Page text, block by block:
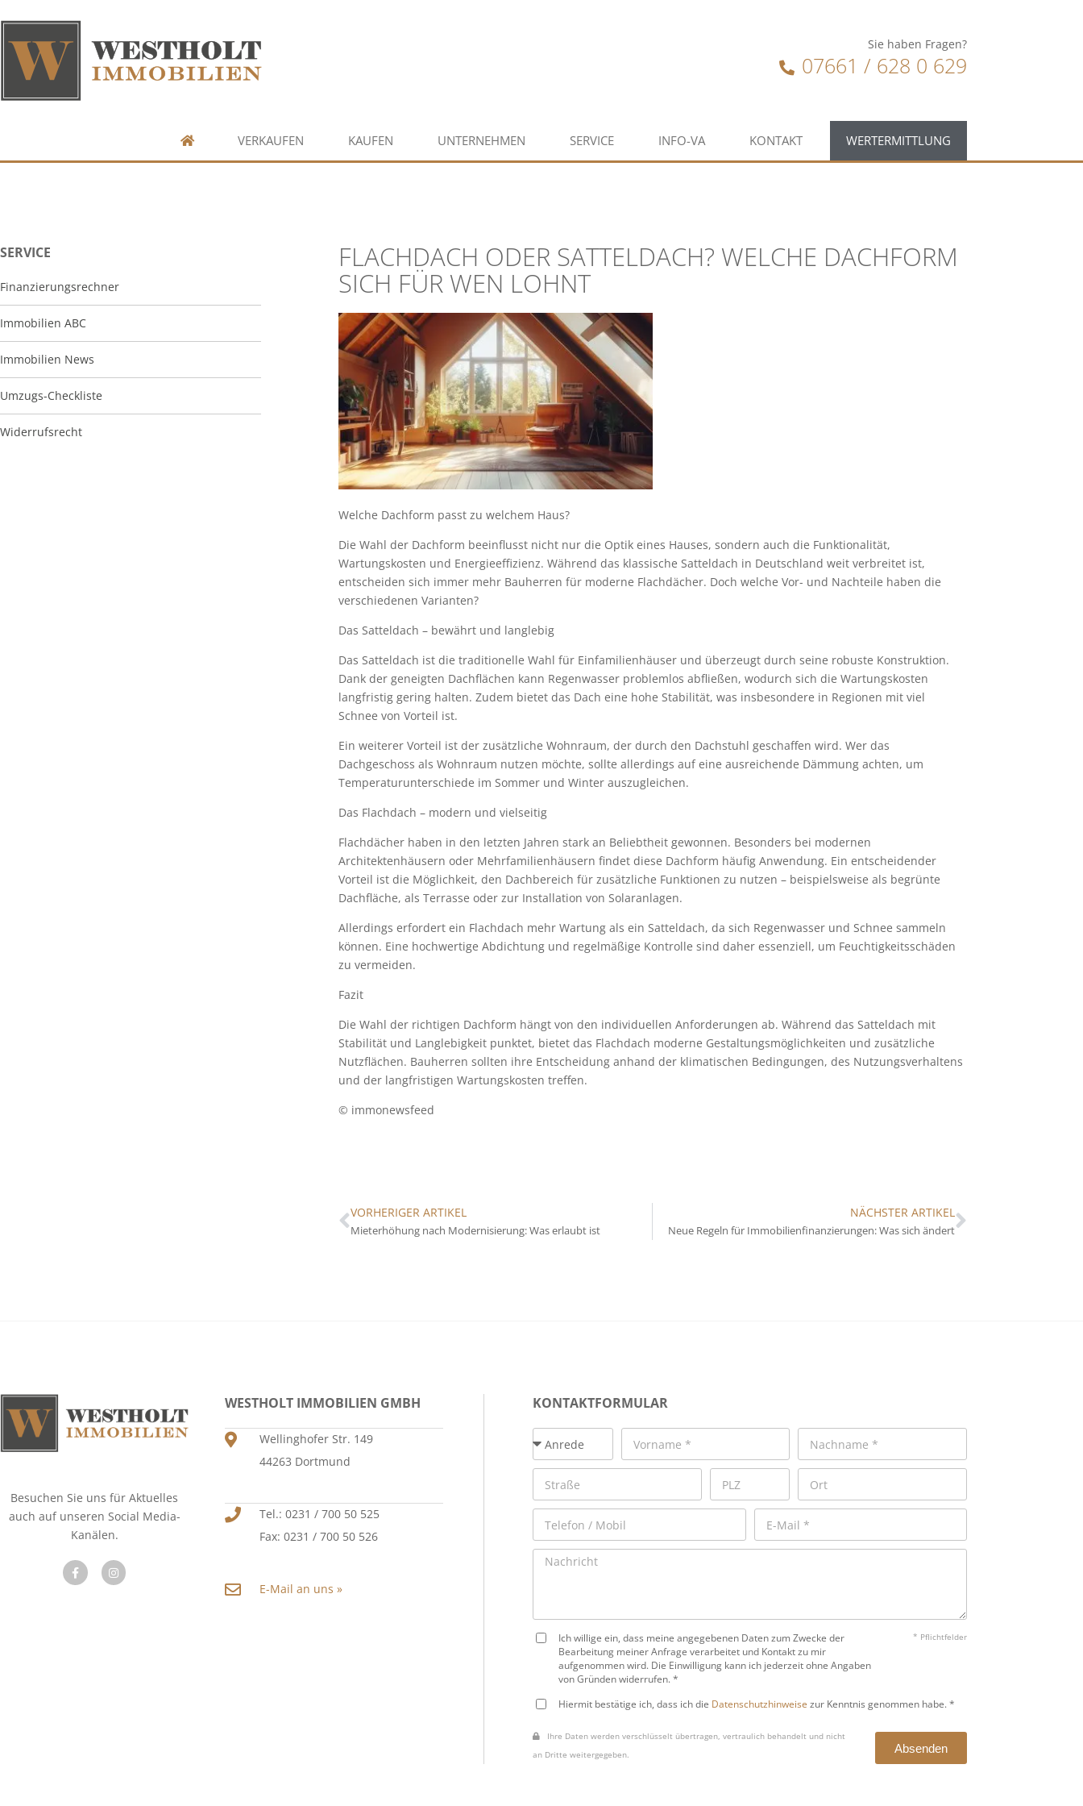
Sie haben Fragen?
07661 / 628 0 629
VERKAUFEN KAUFEN UNTERNEHMEN SERVICE INFO-VA KONTAKT WERTERMITTLUNG
SERVICE
Finanzierungsrechner
Immobilien ABC
Immobilien News
Umzugs-Checkliste
Widerrufsrecht
FLACHDACH ODER SATTELDACH? WELCHE DACHFORM
SICH FÜR WEN LOHNT
Welche Dachform passt zu welchem Haus?
Die Wahl der Dachform beeinflusst nicht nur die Optik eines Hauses, sondern auch die Funktionalität,
Wartungskosten und Energieeffizienz. Während das klassische Satteldach in Deutschland weit verbreitet ist,
entscheiden sich immer mehr Bauherren für moderne Flachdächer. Doch welche Vor- und Nachteile haben die
verschiedenen Varianten?
Das Satteldach – bewährt und langlebig
Das Satteldach ist die traditionelle Wahl für Einfamilienhäuser und überzeugt durch seine robuste Konstruktion.
Dank der geneigten Dachflächen kann Regenwasser problemlos abfließen, wodurch sich die Wartungskosten
langfristig gering halten. Zudem bietet das Dach eine hohe Stabilität, was insbesondere in Regionen mit viel
Schnee von Vorteil ist.
Ein weiterer Vorteil ist der zusätzliche Wohnraum, der durch den Dachstuhl geschaffen wird. Wer das
Dachgeschoss als Wohnraum nutzen möchte, sollte allerdings auf eine ausreichende Dämmung achten, um
Temperaturunterschiede im Sommer und Winter auszugleichen.
Das Flachdach – modern und vielseitig
Flachdächer haben in den letzten Jahren stark an Beliebtheit gewonnen. Besonders bei modernen
Architektenhäusern oder Mehrfamilienhäusern findet diese Dachform häufig Anwendung. Ein entscheidender
Vorteil ist die Möglichkeit, den Dachbereich für zusätzliche Funktionen zu nutzen – beispielsweise als begrünte
Dachfläche, als Terrasse oder zur Installation von Solaranlagen.
Allerdings erfordert ein Flachdach mehr Wartung als ein Satteldach, da sich Regenwasser und Schnee sammeln
können. Eine hochwertige Abdichtung und regelmäßige Kontrolle sind daher essenziell, um Feuchtigkeitsschäden
zu vermeiden.
Fazit
Die Wahl der richtigen Dachform hängt von den individuellen Anforderungen ab. Während das Satteldach mit
Stabilität und Langlebigkeit punktet, bietet das Flachdach moderne Gestaltungsmöglichkeiten und zusätzliche
Nutzflächen. Bauherren sollten ihre Entscheidung anhand der klimatischen Bedingungen, des Nutzungsverhaltens
und der langfristigen Wartungskosten treffen.
© immonewsfeed
VORHERIGER ARTIKEL
Mieterhöhung nach Modernisierung: Was erlaubt ist
NÄCHSTER ARTIKEL
Neue Regeln für Immobilienfinanzierungen: Was sich ändert
Besuchen Sie uns für Aktuelles
auch auf unseren Social Media-
Kanälen.
WESTHOLT IMMOBILIEN GMBH
Wellinghofer Str. 149
44263 Dortmund
Tel.: 0231 / 700 50 525
Fax: 0231 / 700 50 526
E-Mail an uns »
KONTAKTFORMULAR
Ich willige ein, dass meine angegebenen Daten zum Zwecke der
Bearbeitung meiner Anfrage verarbeitet und Kontakt zu mir
aufgenommen wird. Die Einwilligung kann ich jederzeit ohne Angaben
von Gründen widerrufen. *
* Pflichtfelder
Hiermit bestätige ich, dass ich die Datenschutzhinweise zur Kenntnis genommen habe. *
Ihre Daten werden verschlüsselt übertragen, vertraulich behandelt und nicht
an Dritte weitergegeben.
Absenden